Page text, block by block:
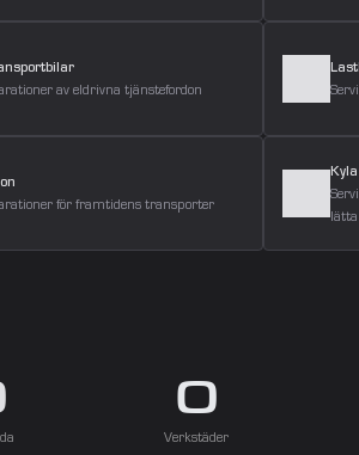
Kyla
av eldrivna tjänstefordon
för framtidens transporter
0
Verkstäder